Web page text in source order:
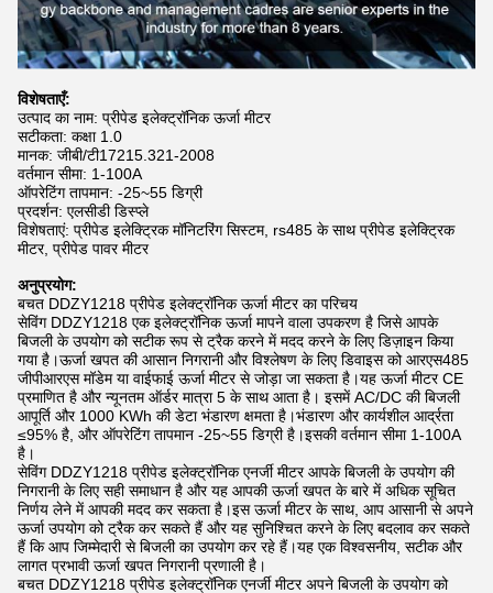
विशेषताएँ:
उत्पाद का नाम: प्रीपेड इलेक्ट्रॉनिक ऊर्जा मीटर
सटीकता: कक्षा 1.0
मानक: जीबी/टी17215.321-2008
वर्तमान सीमा: 1-100A
ऑपरेटिंग तापमान: -25~55 डिग्री
प्रदर्शन: एलसीडी डिस्प्ले
विशेषताएं: प्रीपेड इलेक्ट्रिक मॉनिटरिंग सिस्टम, rs485 के साथ प्रीपेड इलेक्ट्रिक
मीटर, प्रीपेड पावर मीटर
अनुप्रयोग:
बचत DDZY1218 प्रीपेड इलेक्ट्रॉनिक ऊर्जा मीटर का परिचय
सेविंग DDZY1218 एक इलेक्ट्रॉनिक ऊर्जा मापने वाला उपकरण है जिसे आपके
बिजली के उपयोग को सटीक रूप से ट्रैक करने में मदद करने के लिए डिज़ाइन किया
गया है।ऊर्जा खपत की आसान निगरानी और विश्लेषण के लिए डिवाइस को आरएस485
जीपीआरएस मॉडेम या वाईफाई ऊर्जा मीटर से जोड़ा जा सकता है।यह ऊर्जा मीटर CE
प्रमाणित है और न्यूनतम ऑर्डर मात्रा 5 के साथ आता है। इसमें AC/DC की बिजली
आपूर्ति और 1000 KWh की डेटा भंडारण क्षमता है।भंडारण और कार्यशील आर्द्रता
≤95% है, और ऑपरेटिंग तापमान -25~55 डिग्री है।इसकी वर्तमान सीमा 1-100A
है।
सेविंग DDZY1218 प्रीपेड इलेक्ट्रॉनिक एनर्जी मीटर आपके बिजली के उपयोग की
निगरानी के लिए सही समाधान है और यह आपकी ऊर्जा खपत के बारे में अधिक सूचित
निर्णय लेने में आपकी मदद कर सकता है।इस ऊर्जा मीटर के साथ, आप आसानी से अपने
ऊर्जा उपयोग को ट्रैक कर सकते हैं और यह सुनिश्चित करने के लिए बदलाव कर सकते
हैं कि आप जिम्मेदारी से बिजली का उपयोग कर रहे हैं।यह एक विश्वसनीय, सटीक और
लागत प्रभावी ऊर्जा खपत निगरानी प्रणाली है।
बचत DDZY1218 प्रीपेड इलेक्ट्रॉनिक एनर्जी मीटर अपने बिजली के उपयोग को